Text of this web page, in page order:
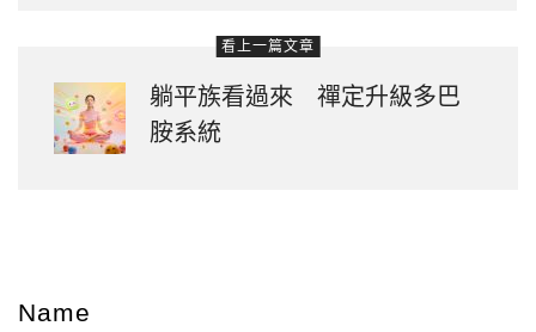
看上一篇文章
躺平族看過來 禪定升級多巴
胺系統
Name